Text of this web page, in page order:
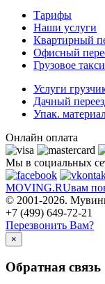
Тарифы
Наши услуги
Квартирный
Офисный
Грузовое такси
Услуги
Дачный
Упак.
Онлайн оплата
Мы в социальных
MOVING.RUвам
© 2001-2026.
+7 (499) 649-72-21
Перезвонить Вам?
×
Обратная связь